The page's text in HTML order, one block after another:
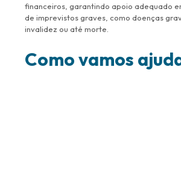
financeiros, garantindo apoio adequado
de imprevistos graves, como doenças
invalidez ou até morte.
Como vamos